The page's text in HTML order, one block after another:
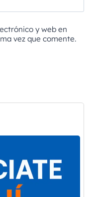
y web en
vez que comente.